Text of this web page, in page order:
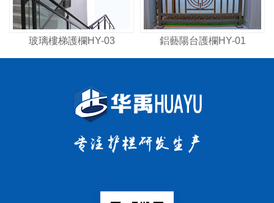
玻璃樓梯護欄HY-03 鋁藝陽台護欄HY-01